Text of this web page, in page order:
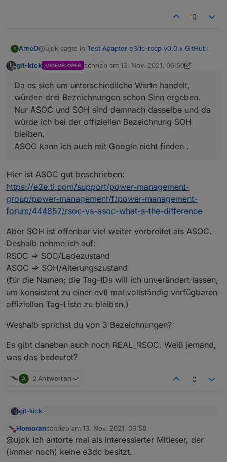
0
A ArnoD@ujok sagte in Test Adapter e3dc-rscp v0.0.x GitHub:
ASOC, SOC, SOH) zu verwenden macht nicht so
viel Sinn.
Da es sich um unterschiedliche Werte handelt, würden
drei Bezeichnungen schon Sinn ergeben.
Nur ASOC und SOH sind demnach dasselbe und da
würde ich bei der offiziellen Bezeichnung SOH bleiben.
ASOC kann ich auch mit Google nicht finden .
git-kick DEVELOPER schrieb am 13. Nov. 2021, 06:50
zuletzt editiert von git-kick
Da es sich um unterschiedliche Werte handelt,
würden drei Bezeichnungen schon Sinn ergeben.
Nur ASOC und SOH sind demnach dasselbe und da
würde ich bei der offiziellen Bezeichnung SOH
bleiben.
ASOC kann ich auch mit Google nicht finden .
Hier ist ASOC gut beschrieben:
https://e2e.ti.com/support/power-management-
group/power-management/f/power-management-
forum/444857/rsoc-vs-asoc-what-s-the-difference
Aber SOH ist offenbar viel weiter verbreitet als ASOC.
Deshalb nehme ich auf:
RSOC => SOC/Ladezustand
ASOC => SOH/Alterungszustand
(für die Namen; die Tag-IDs will ich unverändert lassen,
um konsistent zu einer evtl mal vollständig verfügbaren
offiziellen Tag-Liste zu bleiben.)
Weshalb sprichst du von 3 Bezeichnungen?
Es gibt daneben auch noch REAL_RSOC. Weiß jemand,
was das bedeutet?
A 2 Antworten 0
git-kick
würden drei Bezeichnungen schon Sinn ergeben.
Nur ASOC und SOH sind demnach dasselbe und
da würde ich bei der offiziellen Bezeichnung SOH
bleiben.
Hier ist ASOC gut beschrieben:
https://e2e.ti.com/support/power-management-
group/power-management/f/power-management-
Aber SOH ist offenbar viel weiter verbreitet als ASOC.
Nicht stören
Homoranschrieb am 13. Nov. 2021, 09:58
zuletzt editiert von
@ujok Ich antorte mal als interessierter Mitleser, der
(immer noch) keine e3dc besitzt.